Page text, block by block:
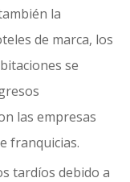
la
de marca, los
se
las empresas
franquicias.
tardíos debido a